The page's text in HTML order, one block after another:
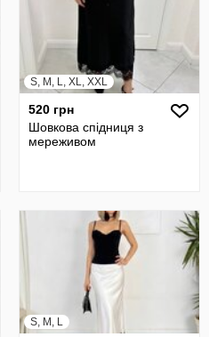
S, M, L, XL, XXL
520 грн
Шовкова спідниця з
мереживом
S, M, L